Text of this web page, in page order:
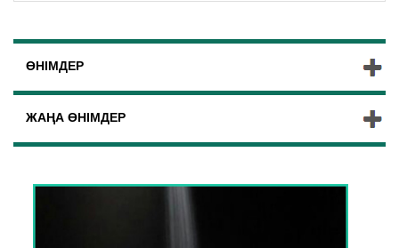
ӨНІМДЕР
ЖАҢА ӨНІМДЕР